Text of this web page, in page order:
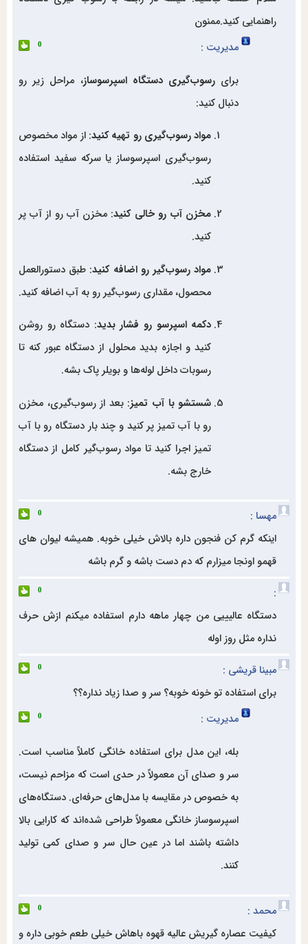
راهنمایی کنید.ممنون
مدیریت :
0
برای رسوب‌گیری دستگاه اسپرسوساز، مراحل زیر رو
دنبال کنید:
مواد رسوب‌گیری رو تهیه کنید: از مواد مخصوص
رسوب‌گیری اسپرسوساز یا سرکه سفید استفاده
کنید.
مخزن آب رو خالی کنید: مخزن آب رو از آب پر
کنید.
مواد رسوب‌گیر رو اضافه کنید: طبق دستورالعمل
محصول، مقداری رسوب‌گیر رو به آب اضافه کنید.
دکمه اسپرسو رو فشار بدید: دستگاه رو روشن
کنید و اجازه بدید محلول از دستگاه عبور کنه تا
رسوبات داخل لوله‌ها و بویلر پاک بشه.
شستشو با آب تمیز: بعد از رسوب‌گیری، مخزن
رو با آب تمیز پر کنید و چند بار دستگاه رو با آب
تمیز اجرا کنید تا مواد رسوب‌گیر کامل از دستگاه
خارج بشه.
مهسا : 0
اینکه گرم کن فنجون داره بالاش خیلی خوبه. همیشه لیوان های
قهمو اونجا میزارم که دم دست باشه و گرم باشه
:
0
دستگاه عالیییی من چهار ماهه دارم استفاده میکنم ازش حرف
نداره مثل روز اوله
مبینا قریشی :
0
برای استفاده تو خونه خوبه؟ سر و صدا زیاد نداره؟؟
مدیریت :
0
بله، این مدل برای استفاده خانگی کاملاً مناسب است.
سر و صدای آن معمولاً در حدی است که مزاحم نیست،
به خصوص در مقایسه با مدل‌های حرفه‌ای. دستگاه‌های
اسپرسوساز خانگی معمولاً طراحی شده‌اند که کارایی بالا
داشته باشند اما در عین حال سر و صدای کمی تولید
کنند.
محمد : 0
کیفیت عصاره گیریش عالیه قهوه باهاش خیلی طعم خوبی داره و